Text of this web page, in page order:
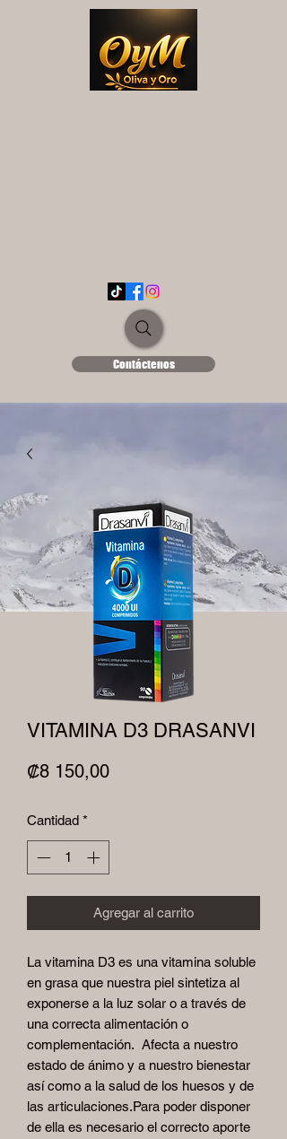
Contáctenos
VITAMINA D3 DRASANVI
₡8 150,00Precio
Cantidad *
Agregar al carrito
La vitamina D3 es una vitamina soluble
en grasa que nuestra piel sintetiza al
exponerse a la luz solar o a través de
una correcta alimentación o
complementación. Afecta a nuestro
estado de ánimo y a nuestro bienestar
así como a la salud de los huesos y de
las articulaciones.Para poder disponer
de ella es necesario el correcto aporte